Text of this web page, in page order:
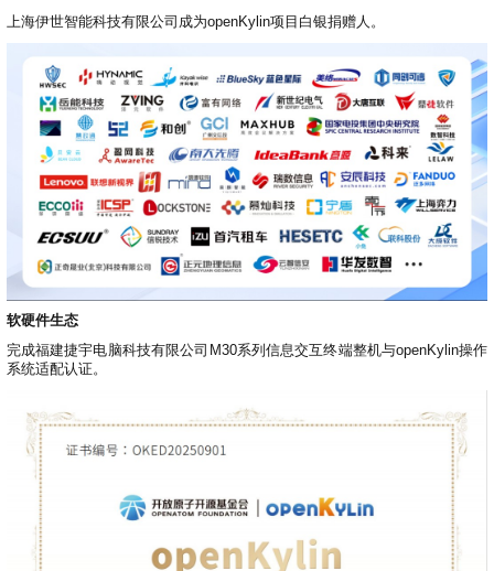
上海伊世智能科技有限公司成为openKylin项目白银捐赠人。
软硬件生态
完成福建捷宇电脑科技有限公司M30系列信息交互终端整机与openKylin操作
系统适配认证。